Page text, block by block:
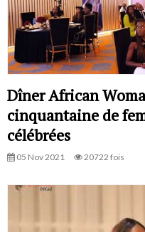
Dîner African
cinquantaine de
célébrées
05 Nov 2021 20722 fois